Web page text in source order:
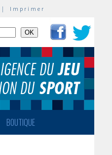
| Imprimer
BOUTIQUE